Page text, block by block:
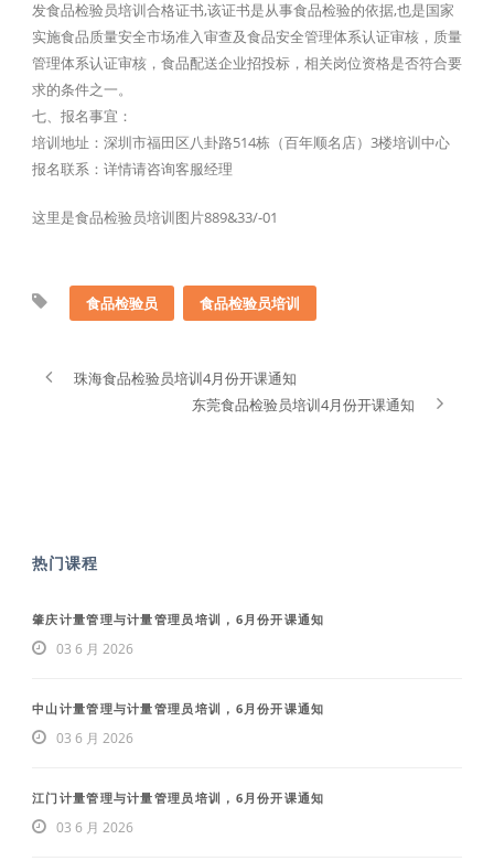
发食品检验员培训合格证书,该证书是从事食品检验的依据,也是国家
实施食品质量安全市场准入审查及食品安全管理体系认证审核，质量
管理体系认证审核，食品配送企业招投标，相关岗位资格是否符合要
求的条件之一。
七、报名事宜：
培训地址：深圳市福田区八卦路514栋（百年顺名店）3楼培训中心
报名联系：详情请咨询客服经理
这里是食品检验员培训图片889&33/-01
食品检验员 食品检验员培训
珠海食品检验员培训4月份开课通知
东莞食品检验员培训4月份开课通知
热门课程
肇庆计量管理与计量管理员培训，6月份开课通知
03 6 月 2026
中山计量管理与计量管理员培训，6月份开课通知
03 6 月 2026
江门计量管理与计量管理员培训，6月份开课通知
03 6 月 2026